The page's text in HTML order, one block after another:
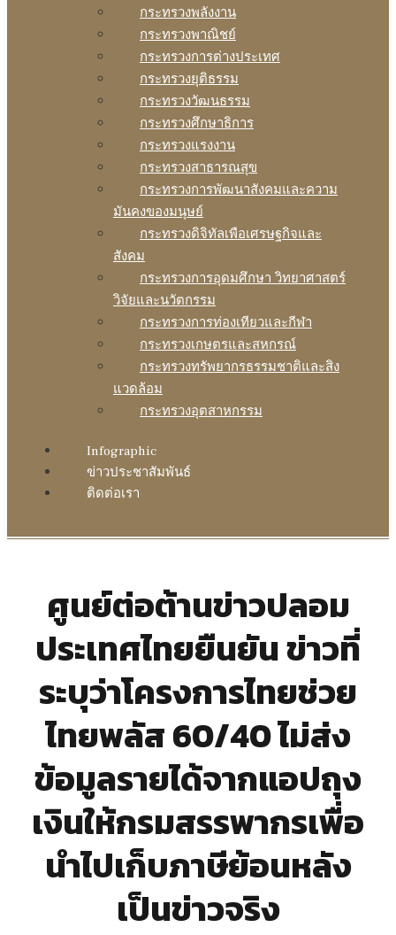
กระทรวงพลังงาน
กระทรวงพาณิชย์
กระทรวงการต่างประเทศ
กระทรวงยุติธรรม
กระทรวงวัฒนธรรม
กระทรวงศึกษาธิการ
กระทรวงแรงงาน
กระทรวงสาธารณสุข
กระทรวงการพัฒนาสังคมและความ
มันคงของมนุษย์
กระทรวงดิจิทัลเพือเศรษฐกิจและ
สังคม
กระทรวงการอุดมศึกษา วิทยาศาสตร์
วิจัยและนวัตกรรม
กระทรวงการท่องเทียวและกีฬา
กระทรวงเกษตรและสหกรณ์
กระทรวงทรัพยากรธรรมชาติและสิง
แวดล้อม
กระทรวงอุตสาหกรรม
Infographic
ข่าวประชาสัมพันธ์
ติดต่อเรา
ศูนย์ต่อต้านข่าวปลอม
ประเทศไทยยืนยัน ข่าวที่
ระบุว่าโครงการไทยช่วย
ไทยพลัส 60/40 ไม่ส่ง
ข้อมูลรายได้จากแอปถุง
เงินให้กรมสรรพากรเพื่อ
นำไปเก็บภาษีย้อนหลัง
เป็นข่าวจริง